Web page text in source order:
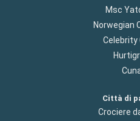
Msc
Norwegian
Celebrity
Città di
Crociere